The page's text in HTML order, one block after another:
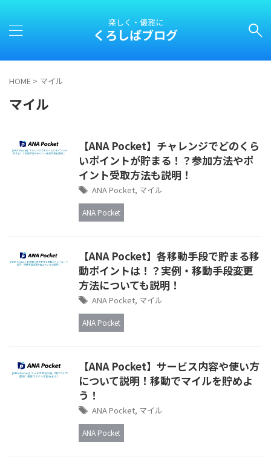
楽しく・優雅に
くろしばブログ
HOME > マイル
マイル
【ANA Pocket】チャレンジでどのくら
いポイントが貯まる！？参加方法やポ
イント受取方法も説明！
ANA Pocket, マイル
ANA Pocket
【ANA Pocket】各移動手段で貯まる移
動ポイントは！？実例・移動手段変更
方法についても説明！
ANA Pocket, マイル
ANA Pocket
【ANA Pocket】サービス内容や使い方
について説明！移動でマイルを貯めよ
う！
ANA Pocket, マイル
ANA Pocket